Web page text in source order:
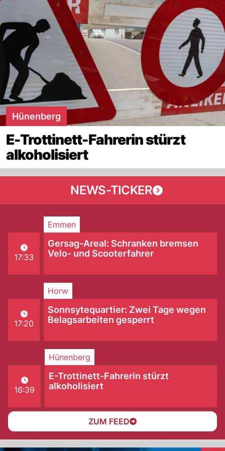
Hünenberg
E-Trottinett-Fahrerin stürzt
alkoholisiert
NEWS-TICKER
17:33
Emmen
Gersag-Areal: Schranken bremsen
Velo- und Scooterfahrer
17:20
Horw
Sonnsytequartier: Zwei Tage wegen
Belagsarbeiten gesperrt
16:39
Hünenberg
E-Trottinett-Fahrerin stürzt
alkoholisiert
ZUM FEED